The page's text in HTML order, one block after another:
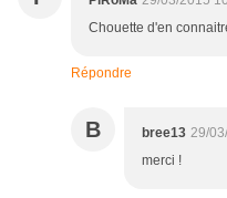
Chouette d'en
Répondre
B bree13 29/
merci !